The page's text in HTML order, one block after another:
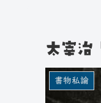
太宰治
書物私論